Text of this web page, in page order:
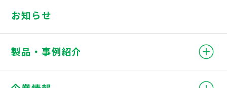
お知らせ
製品・事例紹介